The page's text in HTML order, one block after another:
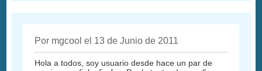
Por mgcool el 13 de Junio de 2011
Hola a todos, soy usuario desde hace un par de